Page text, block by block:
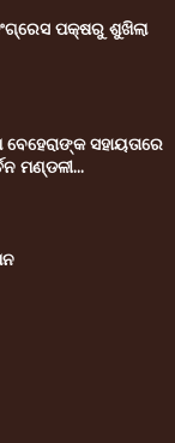
ପକ୍ଷରୁ ଶୁଖିଲା
ସହାୟତାରେ
ମଣ୍ଡଳୀ...